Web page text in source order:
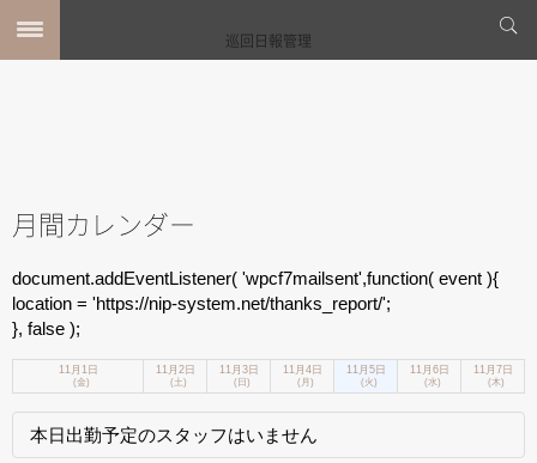
巡回日報管理
月間カレンダー
document.addEventListener( 'wpcf7mailsent',function( event ){
location = 'https://nip-system.net/thanks_report/';
}, false );
11月1日
(金)
11月2日
(土)
11月3日
(日)
11月4日
(月)
11月5日
(火)
11月6日
(水)
11月7日
(木)
本日出勤予定のスタッフはいません